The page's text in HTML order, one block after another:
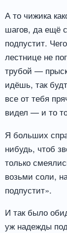
А то чижика
шагов, да ещё
подпустит.
лестнице не
трубой —
идёшь, так
все от тебя
видел — и то
Я больших
нибудь, чтоб
только
возьми соли,
подпустит».
И так было
уж надежды